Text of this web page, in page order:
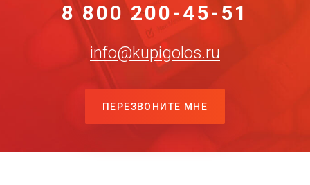
8 800 200-45-51
info@kupigolos.ru
ПЕРЕЗВОНИТЕ МНЕ